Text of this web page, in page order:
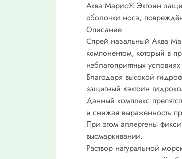
Аква Марис® Эктоин
оболочки носа,
Описание
Спрей назальный Аква
компонентом, который в
неблагоприятных
Благодаря высокой
защитный «эктоин
Данный комплекс
и снижая выраженность
При этом аллергены
высмаркивании.
Раствор натуральной